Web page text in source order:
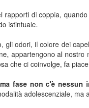
rapporti di coppia,
istintuale.
gli odori, il colore dei
appartengono al nostro
che ci coinvolge, fa
fase non c'è nessun
adolescenziale, ma